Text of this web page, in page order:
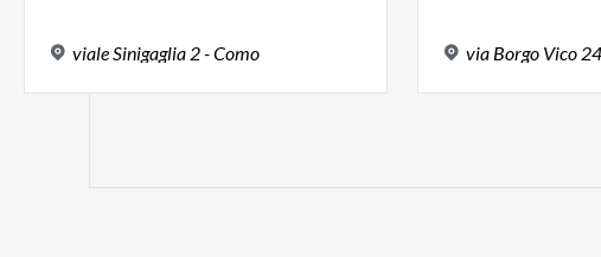
vialeSinigaglia 2-Como via Borgo Vico